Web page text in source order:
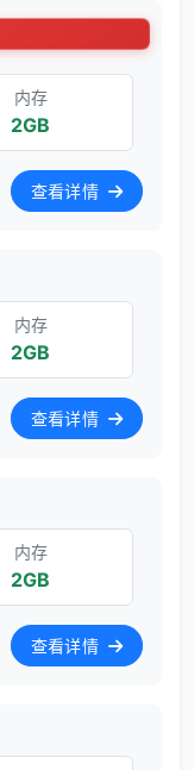
内存
2GB
查看详情
内存
2GB
查看详情
内存
2GB
查看详情